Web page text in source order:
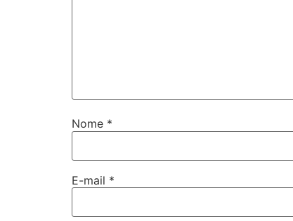
Nome *
E-mail *